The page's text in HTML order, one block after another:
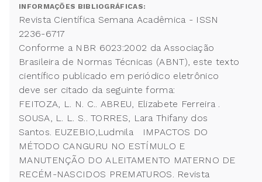
INFORMAÇÕES BIBLIOGRÁFICAS:
Revista Científica Semana Acadêmica - ISSN
2236-6717
Conforme a NBR 6023:2002 da Associação
Brasileira de Normas Técnicas (ABNT), este texto
científico publicado em periódico eletrônico
deve ser citado da seguinte forma:
FEITOZA, L. N. C.. ABREU, Elizabete Ferreira .
SOUSA, L. L. S.. TORRES, Lara Thifany dos
Santos. EUZEBIO,Ludmila IMPACTOS DO
MÉTODO CANGURU NO ESTÍMULO E
MANUTENÇÃO DO ALEITAMENTO MATERNO DE
RECÉM-NASCIDOS PREMATUROS. Revista